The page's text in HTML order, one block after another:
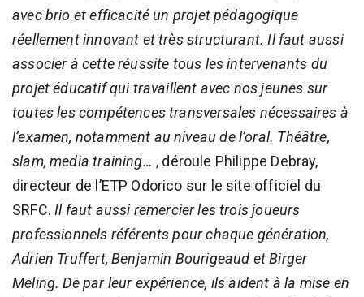
avec brio et efficacité un projet pédagogique
réellement innovant et très structurant. Il faut aussi
associer à cette réussite tous les intervenants du
projet éducatif qui travaillent avec nos jeunes sur
toutes les compétences transversales nécessaires à
l’examen, notamment au niveau de l’oral. Théâtre,
slam, media training… , déroule Philippe Debray,
directeur de l’ETP Odorico sur le site officiel du
SRFC.Il faut aussi remercier les trois joueurs
professionnels référents pour chaque génération,
Adrien Truffert, Benjamin Bourigeaud et Birger
Meling. De par leur expérience, ils aident à la mise en